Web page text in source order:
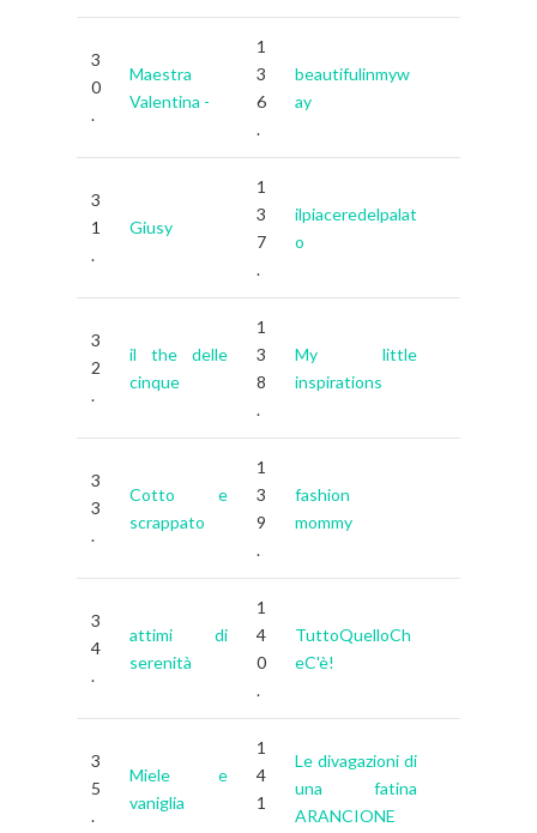
3
0
.
Maestra
Valentina -
1
3
6
.
beautifulinmyw
ay
3
1
.
Giusy
1
3
7
.
ilpiaceredelpalat
o
3
2
.
il the delle
cinque
1
3
8
.
My little
inspirations
3
3
.
Cotto e
scrappato
1
3
9
.
fashion
mommy
3
4
.
attimi di
serenità
1
4
0
.
TuttoQuelloCh
eC'è!
3
5
.
Miele e
vaniglia
1
4
1
Le divagazioni di
una fatina
ARANCIONE